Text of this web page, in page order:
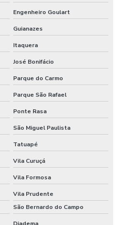
Engenheiro Goulart
Guianazes
Itaquera
José Bonifácio
Parque do Carmo
Parque São Rafael
Ponte Rasa
São Miguel Paulista
Tatuapé
Vila Curuçá
Vila Formosa
Vila Prudente
São Bernardo do Campo